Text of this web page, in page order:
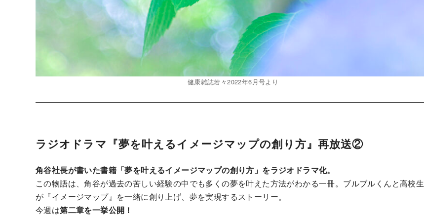
健康雑誌若々2022年6月号より
ラジオドラマ『夢を叶えるイメージマップの創り方』再放送②
角谷社長が書いた書籍「夢を叶えるイメージマップの創り方」をラジオドラマ化。
この物語は、角谷が過去の苦しい経験の中でも多くの夢を叶えた方法がわかる一冊。ブルブルくんと高校生
が『イメージマップ』を一緒に創り上げ、夢を実現するストーリー。
今週は第二章を一挙公開！